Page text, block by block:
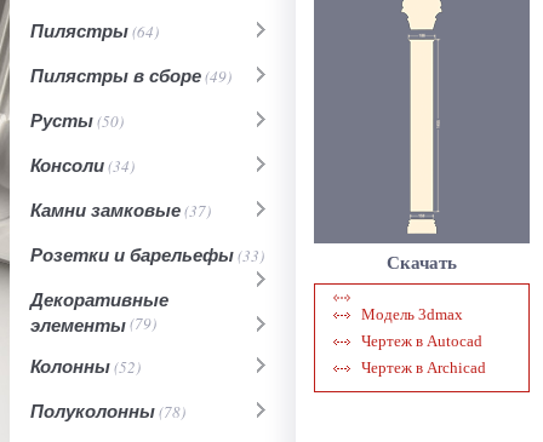
Пилястры(64)
Пилястры в сборе(49)
Русты(50)
Консоли(34)
Камни замковые(37)
Розетки и барельефы(33)
Декоративные
элементы(79)
Колонны(52)
Полуколонны(78)
Скачать
Модель 3dmax
Чертеж в Autocad
Чертеж в Archicad